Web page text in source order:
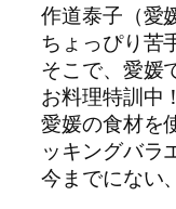
作道泰子（愛
ちょっぴり苦
そこで、愛媛
お料理特訓中！
愛媛の食材を
ッキングバラ
今までにない